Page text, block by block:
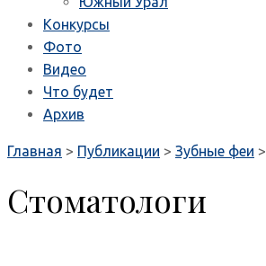
Конкурсы
Фото
Видео
Что будет
Архив
Главная > Публикации > Зубные феи >
Стоматологи